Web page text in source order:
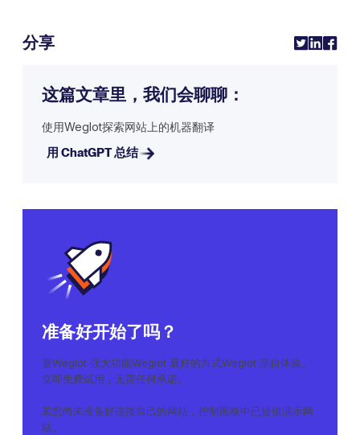
分享
这篇文章里，我们会聊聊：
使用Weglot探索网站上的机器翻译
用 ChatGPT 总结
准备好开始了吗？
要Weglot 强大功能Weglot 最好的方式Weglot 亲自体验。
立即免费试用，无需任何承诺。
若您尚未准备好连接自己的网站，控制面板中已提供演示网
站。